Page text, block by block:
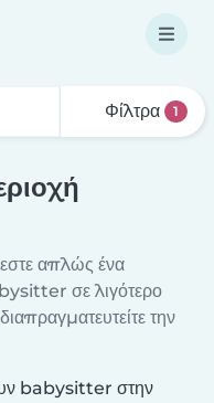
Φίλτρα 1
απλώς ένα
σε λιγότερο
την
babysitter στην